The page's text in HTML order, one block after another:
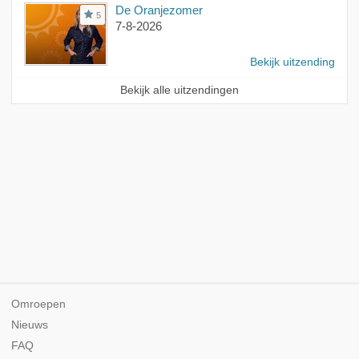
5
De Oranjezomer
7-8-2026
Bekijk uitzending
Bekijk alle uitzendingen
Omroepen
Nieuws
FAQ